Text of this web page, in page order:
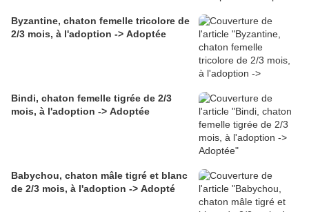
Byzantine, chaton femelle tricolore de
2/3 mois, à l'adoption -> Adoptée
Bindi, chaton femelle tigrée de 2/3
mois, à l'adoption -> Adoptée
Babychou, chaton mâle tigré et blanc
de 2/3 mois, à l'adoption -> Adopté